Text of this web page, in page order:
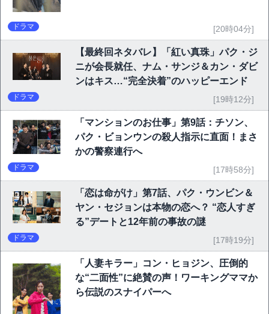
ドラマ [20時04分]
【最終回ネタバレ】「紅い真珠」パク・ジ
ニが会長就任、ナム・サンジ＆カン・ダビ
ンはキス…“完全決着”のハッピーエンド
ドラマ [19時12分]
「マンションのお仕事」第9話：チソン、
パク・ビョンウンの殺人指示に直面！まさ
かの警察連行へ
ドラマ [17時58分]
「恋は命がけ」第7話、パク・ウンビン＆
ヤン・セジョンは本物の恋へ？ “恋人すぎ
る”デートと12年前の事故の謎
ドラマ [17時19分]
「人妻キラー」コン・ヒョジン、圧倒的
な“二面性”に絶賛の声！ワーキングママか
ら伝説のスナイパーへ